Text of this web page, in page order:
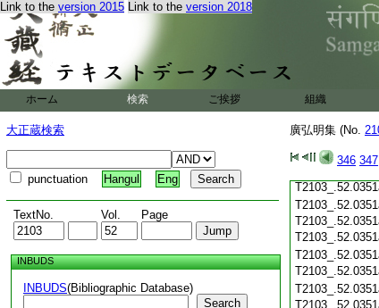
Link to the version 2015 Link to the version 2018
ホーム 検索 ご挨拶 組織
大正蔵検索
punctuation Hangul Eng
TextNo. Vol. Page
INBUDS
INBUDS(Bibliographic Database)
Search
廣弘明集 (No.
346 347